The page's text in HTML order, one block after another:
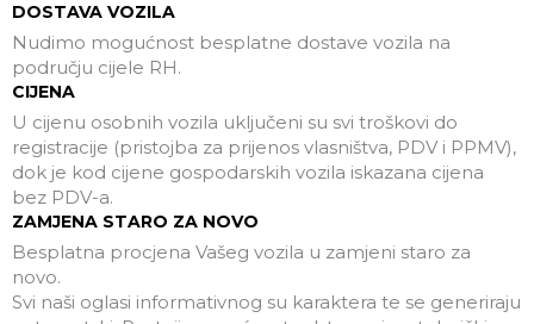
DOSTAVA VOZILA
Nudimo mogućnost besplatne dostave vozila na
području cijele RH.
CIJENA
U cijenu osobnih vozila uključeni su svi troškovi do
registracije (pristojba za prijenos vlasništva, PDV i PPMV),
dok je kod cijene gospodarskih vozila iskazana cijena
bez PDV-a.
ZAMJENA STARO ZA NOVO
Besplatna procjena Vašeg vozila u zamjeni staro za
novo.
Svi naši oglasi informativnog su karaktera te se generiraju